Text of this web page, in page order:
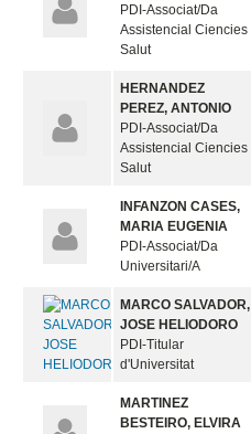
PDI-Associat/Da
Assistencial Ciencies
Salut
HERNANDEZ
PEREZ, ANTONIO
PDI-Associat/Da
Assistencial Ciencies
Salut
INFANZON CASES,
MARIA EUGENIA
PDI-Associat/Da
Universitari/A
MARCO SALVADOR,
JOSE HELIODORO
PDI-Titular
d'Universitat
MARTINEZ
BESTEIRO, ELVIRA